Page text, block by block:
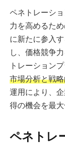
ペネトレーシ
力を高めるた
に新たに参入
し、価格競争
トレーション
市場分析と戦
運用により、
得の機会を最大
ペネトレ